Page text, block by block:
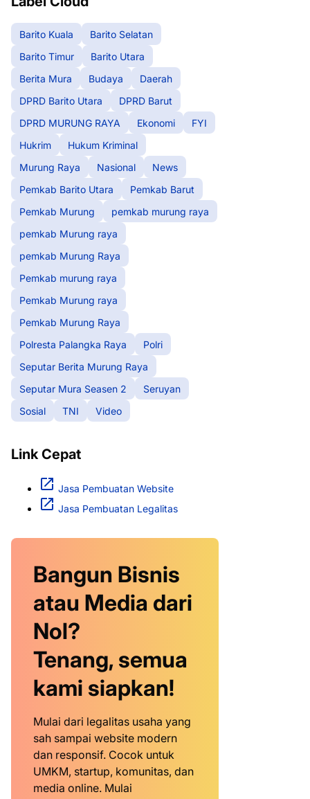
Barito Kuala
Barito Selatan
Barito Timur
Barito Utara
Berita Mura
Budaya
Daerah
DPRD Barito Utara
DPRD Barut
DPRD MURUNG RAYA
Ekonomi
FYI
Hukrim
Hukum Kriminal
Murung Raya
Nasional
News
Pemkab Barito Utara
Pemkab Barut
Pemkab Murung
pemkab murung raya
pemkab Murung raya
pemkab Murung Raya
Pemkab murung raya
Pemkab Murung raya
Pemkab Murung Raya
Polresta Palangka Raya
Polri
Seputar Berita Murung Raya
Seputar Mura Seasen 2
Seruyan
Sosial
TNI Video
Link Cepat
Jasa Pembuatan Website
Jasa Pembuatan Legalitas
Bangun Bisnis
atau Media dari
Nol?
Tenang, semua
kami siapkan!
Mulai dari legalitas usaha yang
sah sampai website modern
dan responsif. Cocok untuk
UMKM, startup, komunitas, dan
media online. Mulai